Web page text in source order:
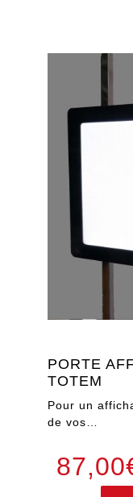
PORTE
TOTEM
Pour un
de vos…